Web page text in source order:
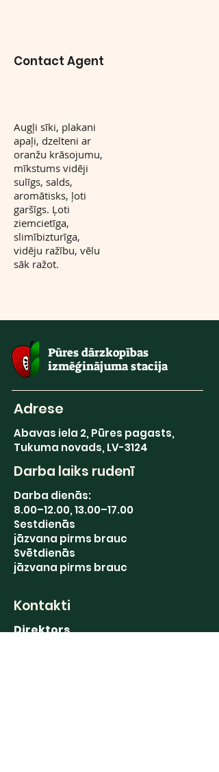
Contact Agent
Augļi sīki, plakani
apaļi, dzelteni ar
oranžu krāsojumu,
mīkstums vidēji
sulīgs, salds,
aromātisks, ļoti
garšīgs. Ļoti
ziemcietīga,
slimībizturīga,
vidēju ražību, vēlu
sāk ražot.
Pūres dārzkopības
izmēģinājuma stacija
Adrese
Abavas iela 2, Pūres pagasts,
Tukuma novads, LV-3124
Darba laiks rudenī
Darba dienās:
8.00–12.00, 13.00–17.00
Sestdienās
jāzvana pirms brauc
Svētdienās
jāzvana pirms brauc
Kontakti
Direktors